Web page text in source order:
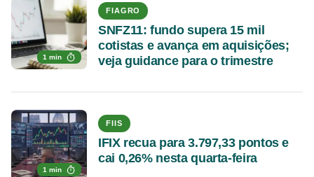
1 min
FIAGRO
SNFZ11: fundo supera 15 mil
cotistas e avança em aquisições;
veja guidance para o trimestre
1 min
FIIS
IFIX recua para 3.797,33 pontos e
cai 0,26% nesta quarta-feira